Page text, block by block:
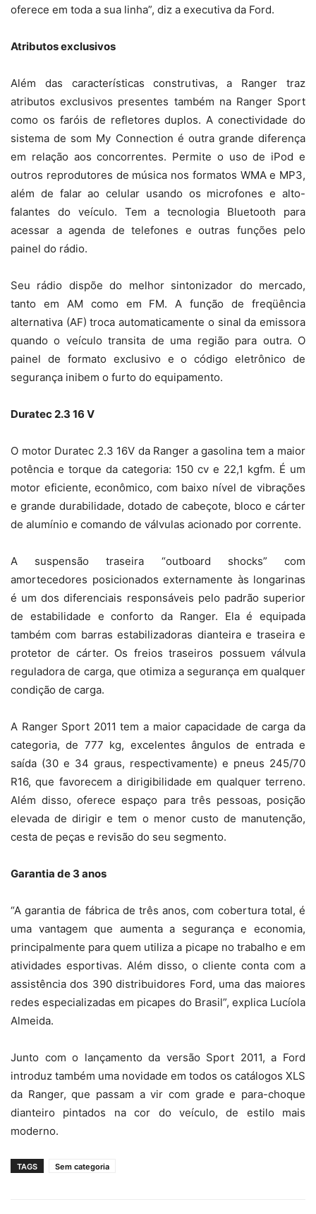
oferece em toda a sua linha”, diz a executiva da Ford.
Atributos exclusivos
Além das características construtivas, a Ranger traz
atributos exclusivos presentes também na Ranger Sport
como os faróis de refletores duplos. A conectividade do
sistema de som My Connection é outra grande diferença
em relação aos concorrentes. Permite o uso de iPod e
outros reprodutores de música nos formatos WMA e MP3,
além de falar ao celular usando os microfones e alto-
falantes do veículo. Tem a tecnologia Bluetooth para
acessar a agenda de telefones e outras funções pelo
painel do rádio.
Seu rádio dispõe do melhor sintonizador do mercado,
tanto em AM como em FM. A função de freqüência
alternativa (AF) troca automaticamente o sinal da emissora
quando o veículo transita de uma região para outra. O
painel de formato exclusivo e o código eletrônico de
segurança inibem o furto do equipamento.
Duratec 2.3 16 V
O motor Duratec 2.3 16V da Ranger a gasolina tem a maior
potência e torque da categoria: 150 cv e 22,1 kgfm. É um
motor eficiente, econômico, com baixo nível de vibrações
e grande durabilidade, dotado de cabeçote, bloco e cárter
de alumínio e comando de válvulas acionado por corrente.
A suspensão traseira “outboard shocks” com
amortecedores posicionados externamente às longarinas
é um dos diferenciais responsáveis pelo padrão superior
de estabilidade e conforto da Ranger. Ela é equipada
também com barras estabilizadoras dianteira e traseira e
protetor de cárter. Os freios traseiros possuem válvula
reguladora de carga, que otimiza a segurança em qualquer
condição de carga.
A Ranger Sport 2011 tem a maior capacidade de carga da
categoria, de 777 kg, excelentes ângulos de entrada e
saída (30 e 34 graus, respectivamente) e pneus 245/70
R16, que favorecem a dirigibilidade em qualquer terreno.
Além disso, oferece espaço para três pessoas, posição
elevada de dirigir e tem o menor custo de manutenção,
cesta de peças e revisão do seu segmento.
Garantia de 3 anos
“A garantia de fábrica de três anos, com cobertura total, é
uma vantagem que aumenta a segurança e economia,
principalmente para quem utiliza a picape no trabalho e em
atividades esportivas. Além disso, o cliente conta com a
assistência dos 390 distribuidores Ford, uma das maiores
redes especializadas em picapes do Brasil”, explica Lucíola
Almeida.
Junto com o lançamento da versão Sport 2011, a Ford
introduz também uma novidade em todos os catálogos XLS
da Ranger, que passam a vir com grade e para-choque
dianteiro pintados na cor do veículo, de estilo mais
moderno.
TAGS Sem categoria